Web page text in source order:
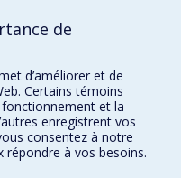
de
d’améliorer et de
Certains témoins
et la
enregistrent vos
consentez à notre
à vos besoins.